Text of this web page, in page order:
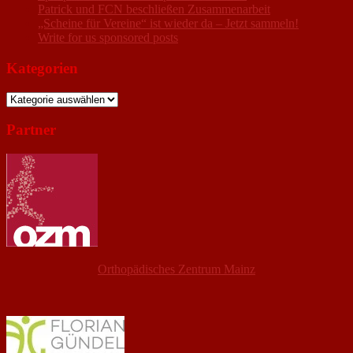
Patrick und FCN beschließen Zusammenarbeit
„Scheine für Vereine“ ist wieder da – Jetzt sammeln!
Write for us sponsored posts
Kategorien
Kategorien
Partner
Orthopädisches Zentrum Mainz